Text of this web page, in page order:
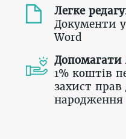
Легке
Документи
Word
Допомагати
1% коштів
захист прав
народження